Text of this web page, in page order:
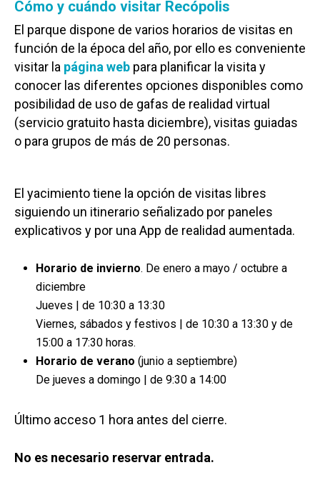
Cómo y cuándo visitar Recópolis
El parque dispone de varios horarios de visitas en
función de la época del año, por ello es conveniente
visitar la página web para planificar la visita y
conocer las diferentes opciones disponibles como
posibilidad de uso de gafas de realidad virtual
(servicio gratuito hasta diciembre), visitas guiadas
o para grupos de más de 20 personas.
El yacimiento tiene la opción de visitas libres
siguiendo un itinerario señalizado por paneles
explicativos y por una App de realidad aumentada.
Horario de invierno. De enero a mayo / octubre a
diciembre
Jueves | de 10:30 a 13:30
Viernes, sábados y festivos | de 10:30 a 13:30 y de
15:00 a 17:30 horas.
Horario de verano (junio a septiembre)
De jueves a domingo | de 9:30 a 14:00
Último acceso 1 hora antes del cierre.
No es necesario reservar entrada.